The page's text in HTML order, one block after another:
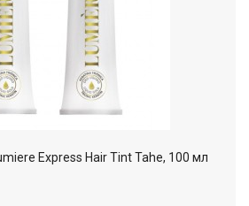
Express Hair Tint Tahe, 100 мл